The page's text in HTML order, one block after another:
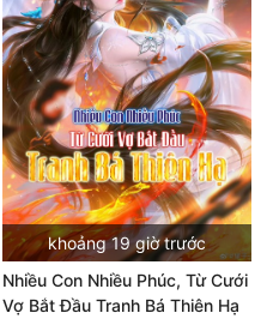
khoảng 19 giờ trước
Nhiều Con Nhiều Phúc, Từ Cưới
Vợ Bắt Đầu Tranh Bá Thiên Hạ